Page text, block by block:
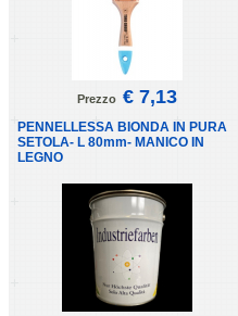
Prezzo € 7,13
PENNELLESSA BIONDA IN PURA
SETOLA- L 80mm- MANICO IN
LEGNO